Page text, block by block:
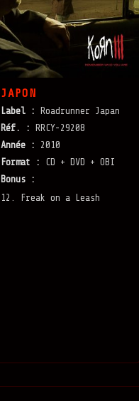
JAPON
Label :
Roadrunner Japan
Réf. :
RRCY-29208
Année :
2010
Format :
CD + DVD + OBI
Bonus :
12. Freak on a Leash